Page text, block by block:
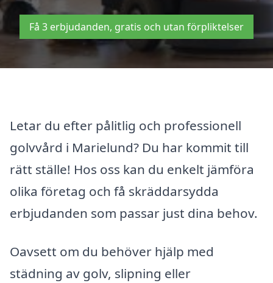
Få 3 erbjudanden, gratis och utan förpliktelser
Letar du efter pålitlig och professionell
golvvård i Marielund? Du har kommit till
rätt ställe! Hos oss kan du enkelt jämföra
olika företag och få skräddarsydda
erbjudanden som passar just dina behov.
Oavsett om du behöver hjälp med
städning av golv, slipning eller